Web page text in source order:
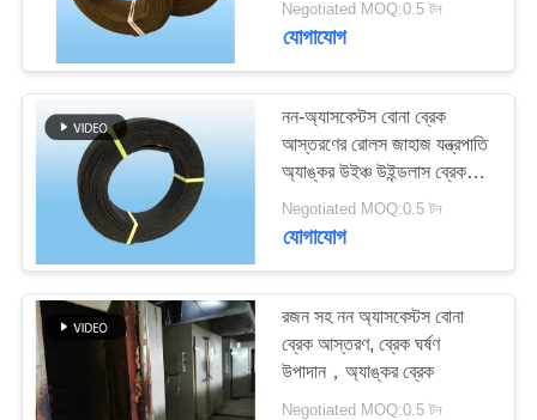
আমাদের
সাথে
যোগাযোগ
উদ্ধৃতির
জন্য
আবেদন
Negotiated MOQ:0.5 টন
যোগাযোগ
নন-অ্যাসবেস্টস বোনা ব্রেক
আস্তরণের রোলস জাহাজ যন্ত্রপাতি
অ্যাঙ্কর উইঞ্চ উইন্ডলাস ব্রেক
ব্যান্ডের জন্য
Negotiated MOQ:0.5 টন
যোগাযোগ
রজন সহ নন অ্যাসবেস্টস বোনা
ব্রেক আস্তরণ, ব্রেক ঘর্ষণ
উপাদান，অ্যাঙ্কর ব্রেক
Negotiated MOQ:0.5 টন